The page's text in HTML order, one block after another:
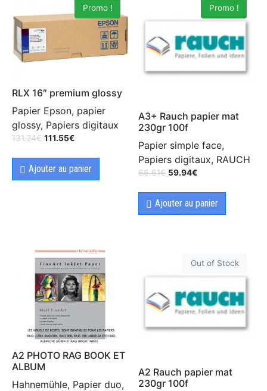
Promo !
RLX 16″ premium glossy
Papier Epson, papier
glossy, Papiers digitaux
131.24€ 111.55€
Ajouter au panier
Promo !
A3+ Rauch papier mat
230gr 100f
Papier simple face,
Papiers digitaux, RAUCH
66.61€ 59.94€
Ajouter au panier
A2 PHOTO RAG BOOK ET
ALBUM
Hahnemühle, Papier duo,
Out of Stock
A2 Rauch papier mat
230gr 100f